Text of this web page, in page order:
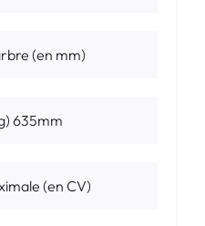
(en mm)
635mm
(en CV)